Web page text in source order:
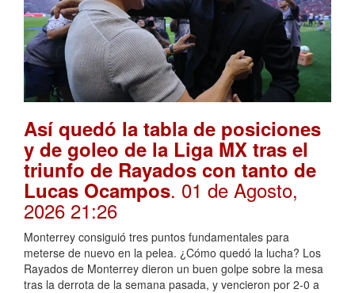
Así quedó la tabla de posiciones
y de goleo de la Liga MX tras el
triunfo de Rayados con tanto de
Lucas Ocampos. 01 de Agosto,
2026 21:26
Monterrey consiguió tres puntos fundamentales para
meterse de nuevo en la pelea. ¿Cómo quedó la lucha? Los
Rayados de Monterrey dieron un buen golpe sobre la mesa
tras la derrota de la semana pasada, y vencieron por 2-0 a